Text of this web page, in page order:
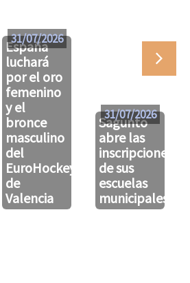
España
luchará
por el oro
femenino
y el
bronce
masculino
del
EuroHockeyU21
de
Valencia
31/07/2026
Sagunto
abre las
inscripciones
de sus
escuelas
municipales
31/07/2026